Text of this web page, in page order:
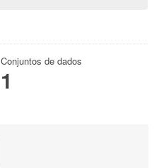
Conjuntos de dados
1